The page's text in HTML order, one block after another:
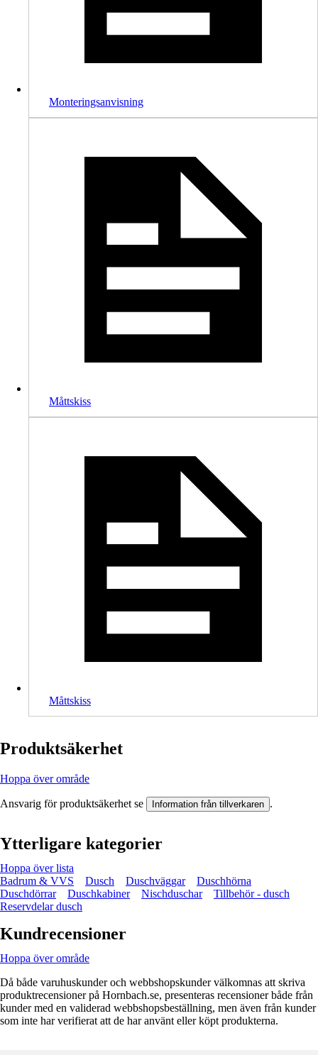
Monteringsanvisning
Måttskiss
Måttskiss
Produktsäkerhet
Hoppa över område
Ansvarig för produktsäkerhet se Information från tillverkaren .
Ytterligare kategorier
Hoppa över lista
Badrum & VVS
Dusch Duschväggar
Duschhörna
Duschdörrar
Duschkabiner Nischduschar
Tillbehör - dusch
Reservdelar dusch
Kundrecensioner
Hoppa över område
Då både varuhuskunder och webbshopskunder välkomnas att skriva
produktrecensioner på Hornbach.se, presenteras recensioner både från
kunder med en validerad webbshopsbeställning, men även från kunder
som inte har verifierat att de har använt eller köpt produkterna.